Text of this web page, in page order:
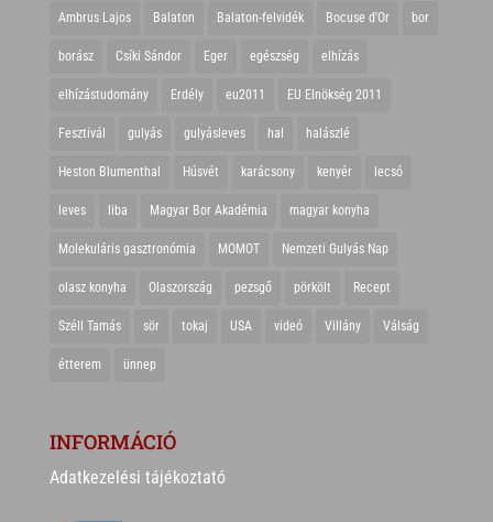
Ambrus Lajos Balaton Balaton-felvidék Bocuse d'Or bor
borász Csíki Sándor Eger egészség elhízás
elhízástudomány Erdély eu2011 EU Elnökség 2011
Fesztivál gulyás gulyásleves hal halászlé
Heston Blumenthal Húsvét karácsony kenyér lecsó
leves liba Magyar Bor Akadémia magyar konyha
Molekuláris gasztronómia MOMOT Nemzeti Gulyás Nap
olasz konyha Olaszország pezsgő pörkölt Recept
Széll Tamás sör tokaj USA videó Villány Válság
étterem ünnep
INFORMÁCIÓ
Adatkezelési tájékoztató